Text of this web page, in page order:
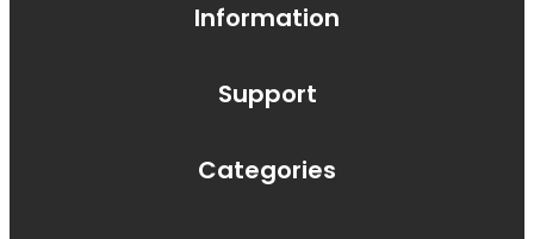
Information
Support
Categories